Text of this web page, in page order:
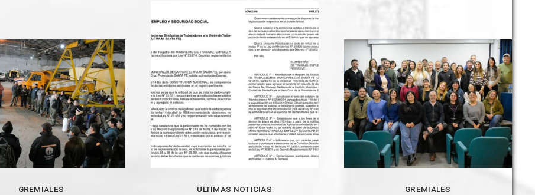
ULTIMAS NOTICIAS
GREMIALES GREMIALES